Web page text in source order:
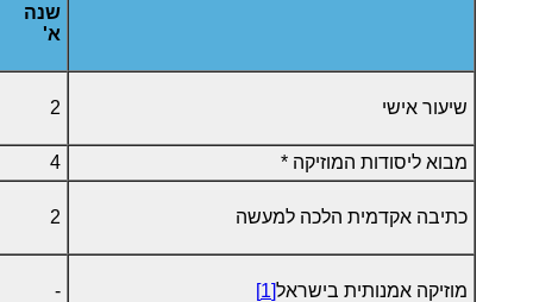
שנה
א'
שיעור אישי 2
מבוא ליסודות המוזיקה * 4
כתיבה אקדמית הלכה למעשה 2
מוזיקה אמנותית בישראל[1]
-